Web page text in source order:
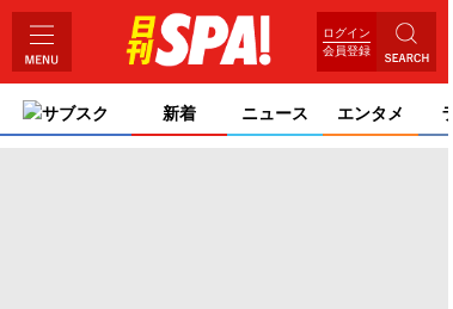
ログイン
会員登録
サブスク 新着 ニュース エンタメ